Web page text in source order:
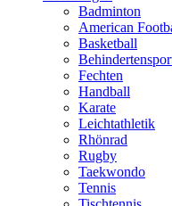
Badminton
American
Basketball
Fechten
Handball
Karate
Leichtathletik
Rhönrad
Rugby
Taekwondo
Tennis